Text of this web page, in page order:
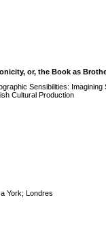
or, the Book as
Sensibilities:
Cultural Production
York; Londres